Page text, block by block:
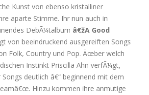
Kunst von ebenso kristalliner
aparte Stimme. Ihr nun auch in
DebÃ¼talbum â€žA Good
von beeindruckend ausgereiften Songs
Folk, Country und Pop. Ãœber welch
Instinkt Priscilla Ahn verfÃ¼gt,
deutlich â€“ beginnend mit dem
Hinzu kommen ihre anmutige